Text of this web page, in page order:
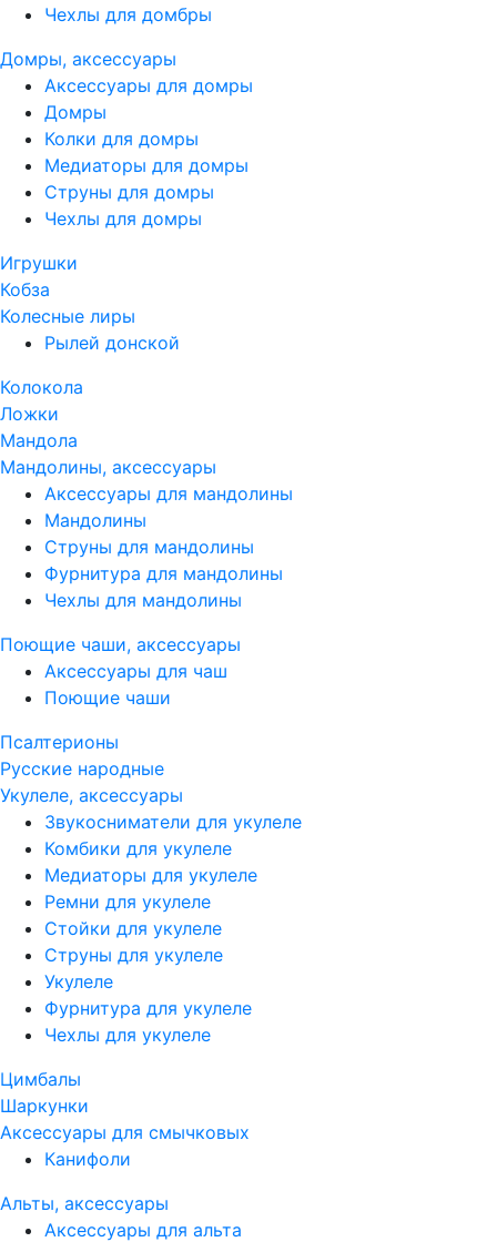
Чехлы для домбры
Домры, аксессуары
Аксессуары для домры
Домры
Колки для домры
Медиаторы для домры
Струны для домры
Чехлы для домры
Игрушки
Кобза
Колесные лиры
Рылей донской
Колокола
Ложки
Мандола
Мандолины, аксессуары
Аксессуары для мандолины
Мандолины
Струны для мандолины
Фурнитура для мандолины
Чехлы для мандолины
Поющие чаши, аксессуары
Аксессуары для чаш
Поющие чаши
Псалтерионы
Русские народные
Укулеле, аксессуары
Звукосниматели для укулеле
Комбики для укулеле
Медиаторы для укулеле
Ремни для укулеле
Стойки для укулеле
Струны для укулеле
Укулеле
Фурнитура для укулеле
Чехлы для укулеле
Цимбалы
Шаркунки
Аксессуары для смычковых
Канифоли
Альты, аксессуары
Аксессуары для альта